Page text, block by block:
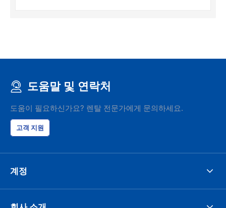
도움말 및 연락처
도움이 필요하신가요? 렌탈 전문가에게 문의하세요.
고객 지원
계정